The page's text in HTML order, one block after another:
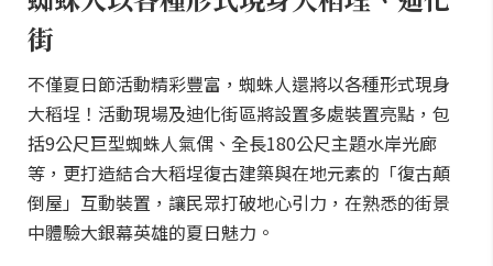
街
不僅夏日節活動精彩豐富，蜘蛛人還將以各種形式現身
大稻埕！活動現場及迪化街區將設置多處裝置亮點，包
括9公尺巨型蜘蛛人氣偶、全長180公尺主題水岸光廊
等，更打造結合大稻埕復古建築與在地元素的「復古顛
倒屋」互動裝置，讓民眾打破地心引力，在熟悉的街景
中體驗大銀幕英雄的夏日魅力。